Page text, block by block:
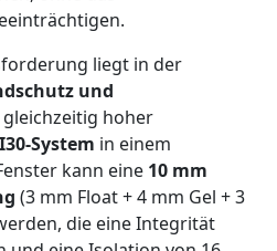
liegt in der
und
gleichzeitig hoher
System in einem
kann eine 10 mm
(3 mm Float + 4 mm Gel + 3
die eine Integrität